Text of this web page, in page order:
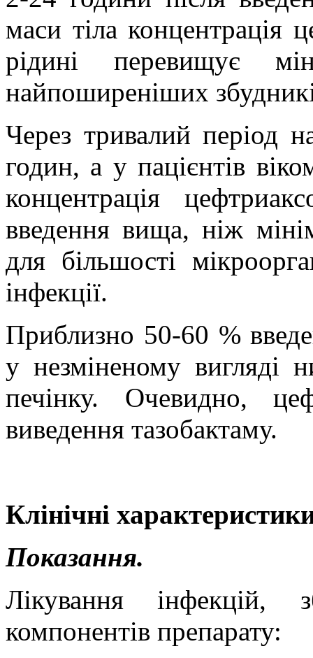
маси тіла концентрація
рідині перевищує
найпоширеніших
Через тривалий період
годин, а у пацієнтів
концентрація
введення вища, ніж
для більшості
інфекції.
Приблизно 50-60 %
у незміненому вигляді
печінку. Очевидно,
виведення тазобактаму.
Клінічні
Показання.
Лікування
компонентів препарату: